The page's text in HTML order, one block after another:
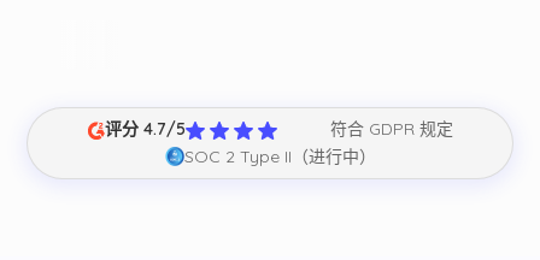
评分 4.7/5
符合 GDPR 规定
SOC 2 Type II（进行中）